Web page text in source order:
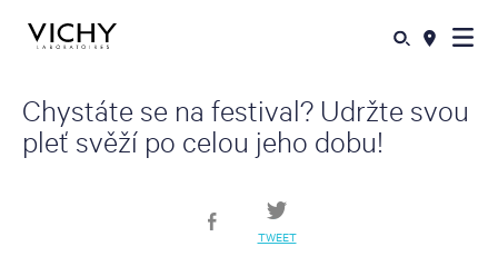
Chystáte se na festival? Udržte svou
pleť svěží po celou jeho dobu!
TWEET